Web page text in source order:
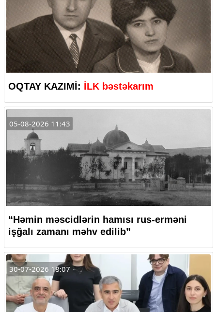
OQTAY KAZIMİ: İLK bəstəkarım
05-08-2026 11:43
“Həmin məscidlərin hamısı rus-erməni
işğalı zamanı məhv edilib”
30-07-2026 18:07